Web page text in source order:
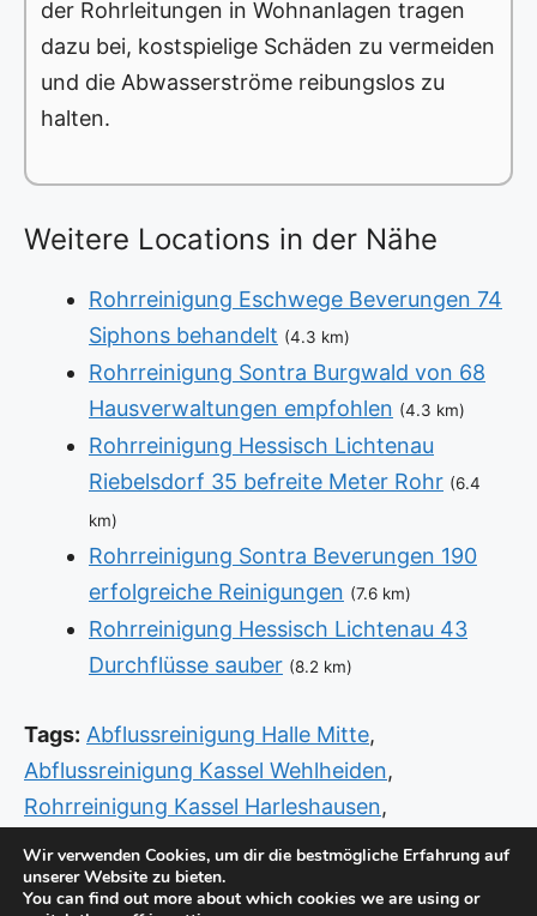
der Rohrleitungen in Wohnanlagen tragen
dazu bei, kostspielige Schäden zu vermeiden
und die Abwasserströme reibungslos zu
halten.
Weitere Locations in der Nähe
Rohrreinigung Eschwege Beverungen 74
Siphons behandelt (4.3 km)
Rohrreinigung Sontra Burgwald von 68
Hausverwaltungen empfohlen (4.3 km)
Rohrreinigung Hessisch Lichtenau
Riebelsdorf 35 befreite Meter Rohr (6.4
km)
Rohrreinigung Sontra Beverungen 190
erfolgreiche Reinigungen (7.6 km)
Rohrreinigung Hessisch Lichtenau 43
Durchflüsse sauber (8.2 km)
Tags: Abflussreinigung Halle Mitte,
Abflussreinigung Kassel Wehlheiden,
Rohrreinigung Kassel Harleshausen,
Rohrreinigung Vellmar West
Sanitär Fritzlar
Dörnhagen,Sanitär Hofgeismar Lütersheim
Wir verwenden Cookies, um dir die bestmögliche Erfahrung auf
unserer Website zu bieten.
You can find out more about which cookies we are using or